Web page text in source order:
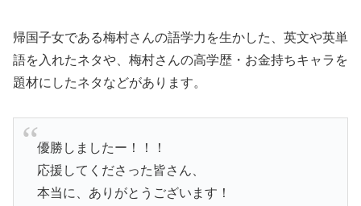
帰国子女である梅村さんの語学力を生かした、英文や英単
語を入れたネタや、梅村さんの高学歴・お金持ちキャラを
題材にしたネタなどがあります。
優勝しましたー！！！
応援してくださった皆さん、
本当に、ありがとうございます！